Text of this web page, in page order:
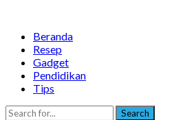
Beranda
Resep
Gadget
Pendidikan
Tips
Search